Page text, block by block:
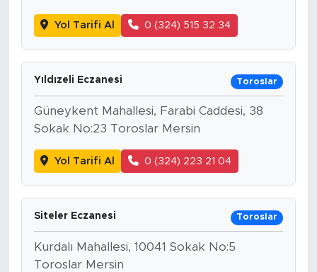
Yol Tarifi Al 0 (324) 515 32 34
Yıldızeli Eczanesi Toroslar
Güneykent Mahallesi, Farabi Caddesi, 38
Sokak No:23 Toroslar Mersin
Yol Tarifi Al 0 (324) 223 21 04
Siteler Eczanesi Toroslar
Kurdalı Mahallesi, 10041 Sokak No:5
Toroslar Mersin